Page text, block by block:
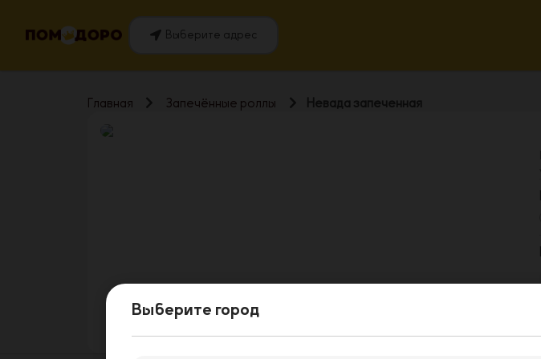
Выберите адрес
Главная Запечённые роллы Невада запеченная
Выберите город